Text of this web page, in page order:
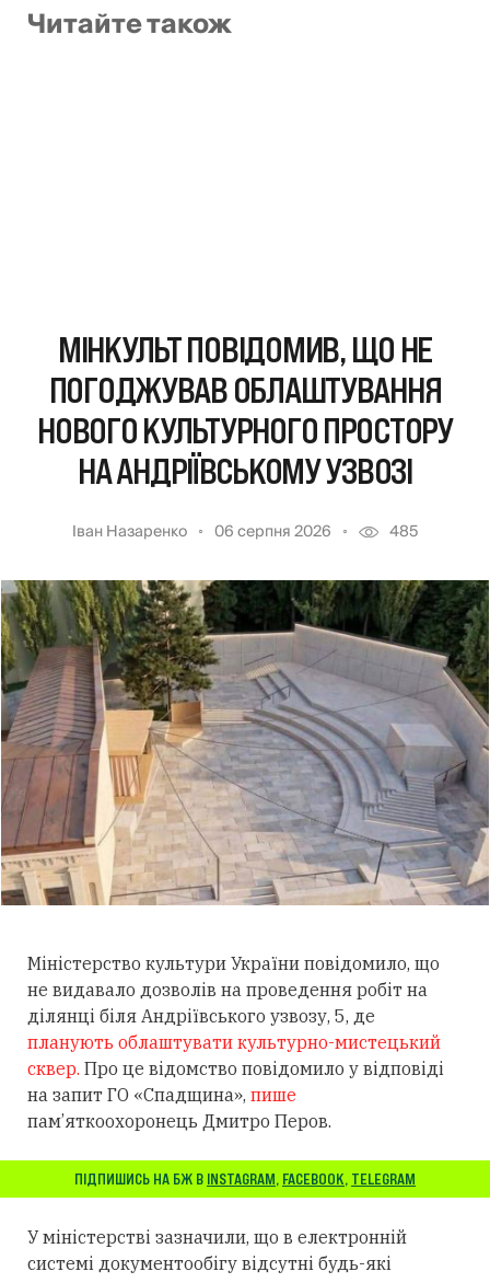
Читайте також
МІНКУЛЬТ ПОВІДОМИВ, ЩО НЕ
ПОГОДЖУВАВ ОБЛАШТУВАННЯ
НОВОГО КУЛЬТУРНОГО ПРОСТОРУ
НА АНДРІЇВСЬКОМУ УЗВОЗІ
Іван Назаренко 06 серпня 2026 485
Міністерство культури України повідомило, що
не видавало дозволів на проведення робіт на
ділянці біля Андріївського узвозу, 5, де
планують облаштувати культурно-мистецький
сквер. Про це відомство повідомило у відповіді
на запит ГО «Спадщина», пише
пам’яткоохоронець Дмитро Перов.
ПІДПИШИСЬ НА БЖ В INSTAGRAM, FACEBOOK, TELEGRAM
У міністерстві зазначили, що в електронній
системі документообігу відсутні будь-які